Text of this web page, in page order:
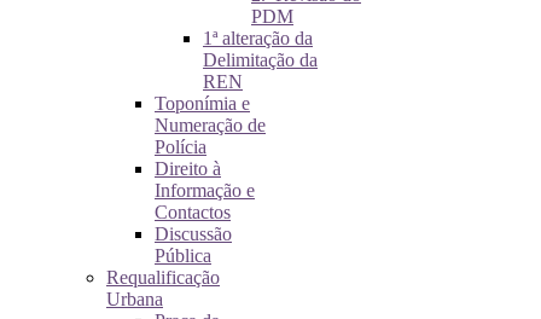
PDM
1ª alteração da
Delimitação da
REN
Toponímia e
Numeração de
Polícia
Direito à
Informação e
Contactos
Discussão
Pública
Requalificação
Urbana